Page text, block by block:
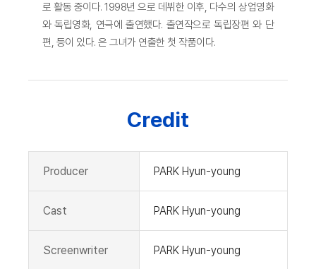
로 활동 중이다. 1998년 으로 데뷔한 이후, 다수의 상업영화
와 독립영화, 연극에 출연했다. 출연작으로 독립장편 와 단
편, 등이 있다. 은 그녀가 연출한 첫 작품이다.
Credit
Producer PARK Hyun-young
Cast PARK Hyun-young
Screenwriter PARK Hyun-young